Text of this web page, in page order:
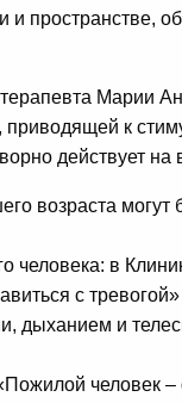
и пространстве,
Марии
приводящей к
действует на
возраста могут
в
с
дыханием и
человек